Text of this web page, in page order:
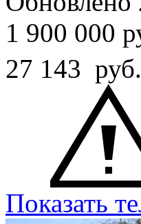
1 900 000
27 143
Показать